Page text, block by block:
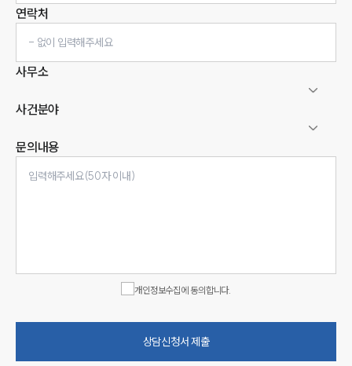
연락처
사무소
사건분야
문의내용
개인정보수집에 동의합니다.
상담신청서 제출